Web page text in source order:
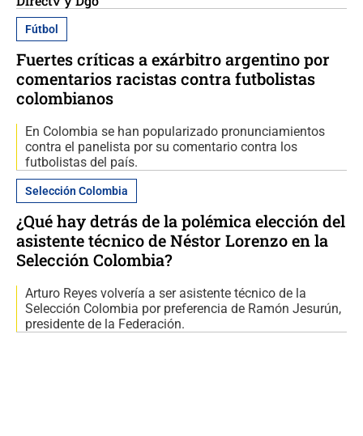
Fútbol
Fuertes críticas a exárbitro argentino por
comentarios racistas contra futbolistas
colombianos
En Colombia se han popularizado pronunciamientos
contra el panelista por su comentario contra los
futbolistas del país.
Selección Colombia
¿Qué hay detrás de la polémica elección del
asistente técnico de Néstor Lorenzo en la
Selección Colombia?
Arturo Reyes volvería a ser asistente técnico de la
Selección Colombia por preferencia de Ramón Jesurún,
presidente de la Federación.